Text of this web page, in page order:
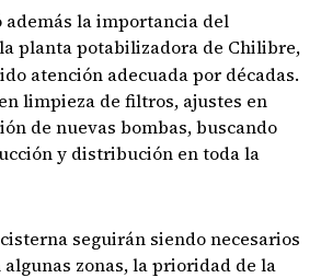
además la importancia del
planta potabilizadora de Chilibre,
atención adecuada por décadas.
limpieza de filtros, ajustes en
de nuevas bombas, buscando
y distribución en toda la
seguirán siendo necesarios
zonas, la prioridad de la